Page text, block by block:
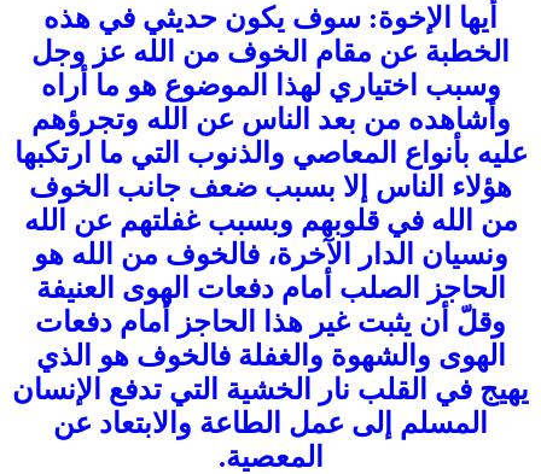
أيها الإخوة: سوف يكون حديثي في هذه
الخطبة عن مقام الخوف من الله عز وجل
وسبب اختياري لهذا الموضوع هو ما أراه
وأشاهده من بعد الناس عن الله وتجرؤهم
عليه بأنواع المعاصي والذنوب التي ما ارتكبها
هؤلاء الناس إلا بسبب ضعف جانب الخوف
من الله في قلوبهم وبسبب غفلتهم عن الله
ونسيان الدار الآخرة، فالخوف من الله هو
الحاجز الصلب أمام دفعات الهوى العنيفة
وقلّ أن يثبت غير هذا الحاجز أمام دفعات
الهوى والشهوة والغفلة فالخوف هو الذي
يهيج في القلب نار الخشية التي تدفع الإنسان
المسلم إلى عمل الطاعة والابتعاد عن
المعصية.